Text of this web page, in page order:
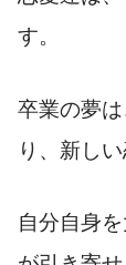
す。
卒業の夢
り、新し
自分自身